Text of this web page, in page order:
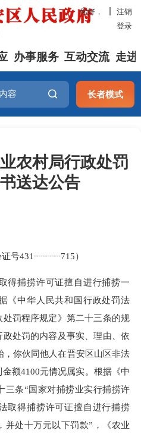
你好，
注销
登录
办事服务 互动交流 走进
长者模式
农村局行政处罚
送达公告
号431┈┈┈715）
捕捞许可证擅自进行捕捞一
《中华人民共和国行政处罚法
罚程序规定》第二十三条的规
处罚的内容及事实、理由、依
，你伙同他人在晋安区山区非法
额4100元情况属实。根据《中
三条“国家对捕捞业实行捕捞许
取得捕捞许可证擅自进行捕捞
并处十万元以下罚款”，《农业